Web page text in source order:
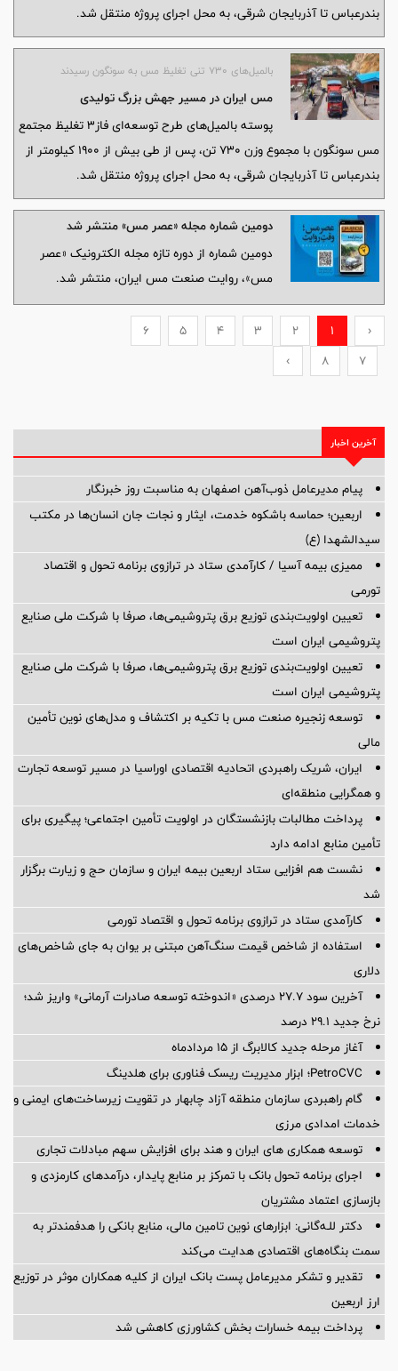
بندرعباس تا آذربایجان شرقی، به محل اجرای پروژه منتقل شد.
بالمیل‌های ۷۳۰ تنی تغلیظ مس به سونگون رسیدند
مس ایران در مسیر جهش بزرگ تولیدی
پوسته بالمیل‌های طرح توسعه‌ای فاز۳ تغلیظ مجتمع
مس سونگون با مجموع وزن ۷۳۰ تن، پس از طی بیش از ۱۹۰۰ کیلومتر از
بندرعباس تا آذربایجان شرقی، به محل اجرای پروژه منتقل شد.
دومین شماره مجله «عصر مس» منتشر شد
دومین شماره از دوره تازه مجله الکترونیک «عصر
مس»، روایت صنعت مس ایران، منتشر شد.
‹
1
2
3
4
5
6
7
8
›
آخرین اخبار
پیام مدیرعامل ذوب‌آهن اصفهان به مناسبت روز خبرنگار
اربعین؛ حماسه باشکوه خدمت، ایثار و نجات جان انسان‌ها در مکتب
سیدالشهدا (ع)
ممیزی بیمه آسیا / کارآمدی ستاد در ترازوی برنامه تحول و اقتصاد
تورمی
تعیین اولویت‌بندی توزیع برق پتروشیمی‌ها، صرفا با شرکت ملی صنایع
پتروشیمی ایران است
تعیین اولویت‌بندی توزیع برق پتروشیمی‌ها، صرفا با شرکت ملی صنایع
پتروشیمی ایران است
توسعه زنجیره صنعت مس با تکیه بر اکتشاف و مدل‌های نوین تأمین
مالی
ایران، شریک راهبردی اتحادیه اقتصادی اوراسیا در مسیر توسعه تجارت
و همگرایی منطقه‌ای
پرداخت مطالبات بازنشستگان در اولویت تأمین اجتماعی؛ پیگیری برای
تأمین منابع ادامه دارد
نشست هم افزایی ستاد اربعین بیمه ایران و سازمان حج و زیارت برگزار
شد
کارآمدی ستاد در ترازوی برنامه تحول و اقتصاد تورمی
استفاده از شاخص قیمت سنگ‌آهن مبتنی بر یوان به جای شاخص‌های
دلاری
آخرین سود ۲۷.۷ درصدی «اندوخته توسعه صادرات آرمانی» واریز شد؛
نرخ جدید ۲۹.۱ درصد
آغاز مرحله جدید کالابرگ از ۱۵ مردادماه
PetroCVC؛ ابزار مدیریت ریسک فناوری برای هلدینگ
گام راهبردی سازمان منطقه آزاد چابهار در تقویت زیرساخت‌های ایمنی و
خدمات امدادی مرزی
توسعه همکاری های ایران و هند برای افزایش سهم مبادلات تجاری
اجرای برنامه تحول بانک با تمرکز بر منابع پایدار، درآمدهای کارمزدی و
بازسازی اعتماد مشتریان
دکتر للـه‌گانی: ابزارهای نوین تامین مالی، منابع بانکی را هدفمندتر به
سمت بنگاه‌های اقتصادی هدایت می‌کند
تقدیر و تشکر مدیرعامل پست بانک ایران از کلیه همکاران موثر در توزیع
ارز اربعین
پرداخت بیمه خسارات بخش کشاورزی کاهشی شد